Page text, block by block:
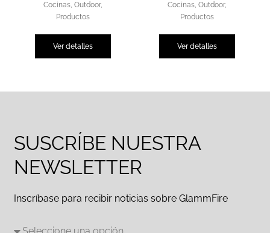
Cocinas, Outdoor,
Productos
Ver detalles
Cocinas,Outdoor,
Productos
Ver detalles
SUSCRÍBE NUESTRA
NEWSLETTER
Inscríbase para recibir noticias sobre GlammFire